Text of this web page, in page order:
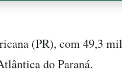
(PR), com 49,3
do Paraná.